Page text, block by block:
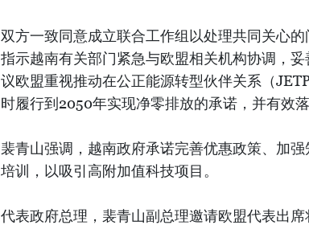
双方一致同意成立联合工作组以处理共同关心
指示越南有关部门紧急与欧盟相关机构协调，
议欧盟重视推动在公正能源转型伙伴关系（
时履行到2050年实现净零排放的承诺，并有效落
裴青山强调，越南政府承诺完善优惠政策、加
培训，以吸引高附加值科技项目。
代表政府总理，裴青山副总理邀请欧盟代表出